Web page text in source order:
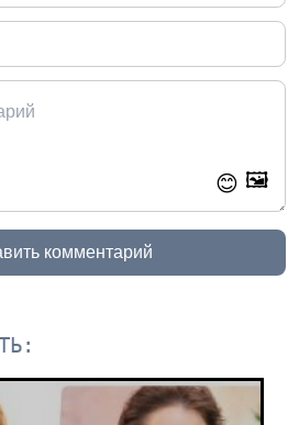
😊 🖼️
комментарий